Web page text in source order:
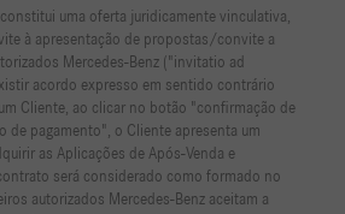
uma oferta juridicamente vinculativa,
à apresentação de propostas/convite a
Mercedes-Benz ("invitatio ad
acordo expresso em sentido contrário
Cliente, ao clicar no botão "confirmação de
de pagamento", o Cliente apresenta um
as Aplicações de Após-Venda e
será considerado como formado no
autorizados Mercedes-Benz aceitam a